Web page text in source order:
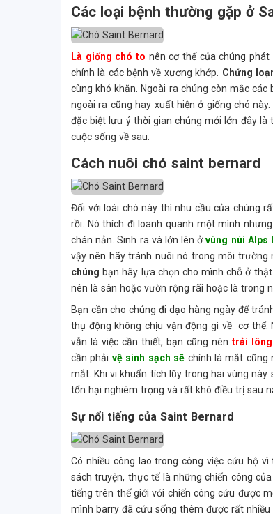
Các loại bệnh thường gặp ở
Là giống chó to nên cơ thể của chúng
chính là các bệnh về xương khớp. Chứng
cùng khó khăn. Ngoài ra chúng còn mắc
ngoài ra cũng hay xuất hiện ở giống chó
đặc biệt lưu ý thời gian chúng mới lớn đây
cuộc sống về sau.
Cách nuôi chó saint bernard
Đối với loài chó này thì nhu cầu của chúng
rồi. Nó thích đi loanh quanh một mình
chán nản. Sinh ra và lớn lên ởvùng núi Alps
vậy nên hãy tránh nuôi nó trong môi trường
chúng bạn hãy lựa chọn cho mình chỗ ở
nên là sân hoặc vườn rộng rãi hoặc là trong
Bạn cần cho chúng đi dạo hàng ngày để
thụ động không chịu vận động gì về cơ
vẫn là việc cần thiết, bạn cũng nêntrải
cần phải vệ sinh sạch sẽ chính là mắt cũng
mắt. Khi vi khuẩn tích lũy trong hai vùng
tổn hại nghiêm trọng và rất khó điều trị sau
Sự nổi tiếng của Saint Bernard
Có nhiều công lao trong công việc cứu hộ
sách truyện, thực tế là những chiến công
tiếng trên thế giới với chiến công cứu được
mình barry đã cứu sống thêm được rất